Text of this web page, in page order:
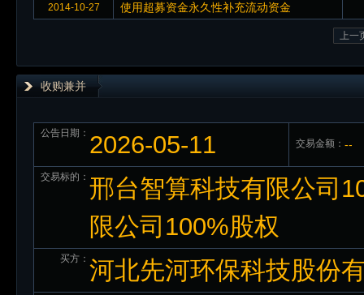
2014-10-27 使用超募资金永久性补充流动资金
上一
收购兼并
公告日期： 2026-05-11 交易金额： --
交易标的： 邢台智算科技有限公司
限公司100%股权
买方： 河北先河环保科技股份